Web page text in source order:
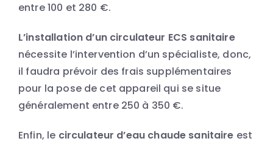
entre 100 et 280 €.
L’installation d’un circulateur ECS sanitaire
nécessite l’intervention d’un spécialiste, donc,
il faudra prévoir des frais supplémentaires
pour la pose de cet appareil qui se situe
généralement entre 250 à 350 €.
Enfin, le circulateur d’eau chaude sanitaire est